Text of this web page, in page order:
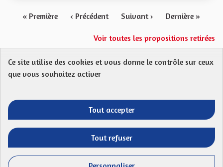
« Première ‹ Précédent Suivant › Dernière »
Voir toutes les propositions retirées
Protection des Données
Télécharger les fichiers Open Data
Entre vos mains - Collectivité
Entre vos mains - Collectivité
Entre vos mains - Collectivité
Entre vos mains -
(Lien externe)
(Lien externe)
Ce site utilise des cookies et vous donne le contrôle sur ceux
que vous souhaitez activer
Tout accepter
Tout refuser